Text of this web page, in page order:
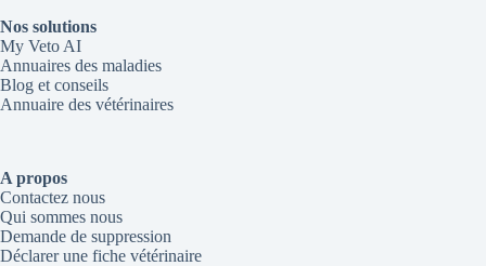
Nos solutions
My Veto AI
Annuaires des maladies
Blog et conseils
Annuaire des vétérinaires
A propos
Contactez nous
Qui sommes nous
Demande de suppression
Déclarer une fiche vétérinaire